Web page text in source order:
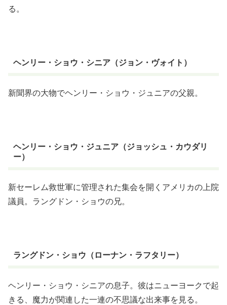
る。
ヘンリー・ショウ・シニア（ジョン・ヴォイト）
新聞界の大物でヘンリー・ショウ・ジュニアの父親。
ヘンリー・ショウ・ジュニア（ジョッシュ・カウダリ
ー）
新セーレム救世軍に管理された集会を開くアメリカの上院
議員。ラングドン・ショウの兄。
ラングドン・ショウ（ローナン・ラフタリー）
ヘンリー・ショウ・シニアの息子。彼はニューヨークで起
きる、魔力が関連した一連の不思議な出来事を見る。